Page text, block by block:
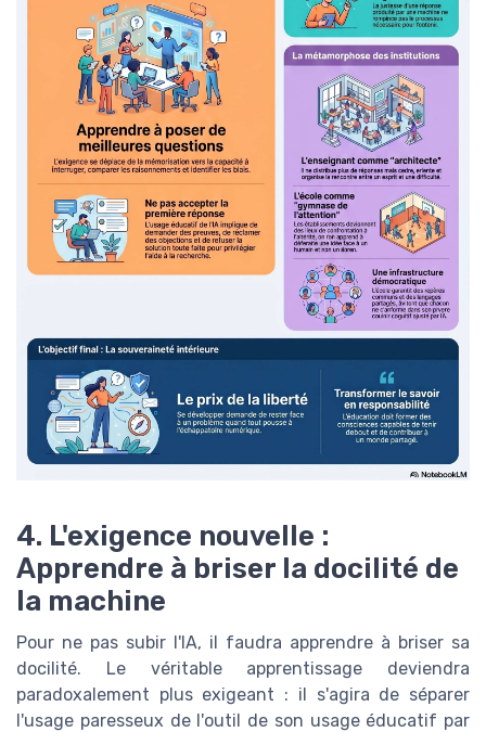
4. L'exigence nouvelle :
Apprendre à briser la docilité de
la machine
Pour ne pas subir l'IA, il faudra apprendre à briser sa
docilité. Le véritable apprentissage deviendra
paradoxalement plus exigeant : il s'agira de séparer
l'usage paresseux de l'outil de son usage éducatif par